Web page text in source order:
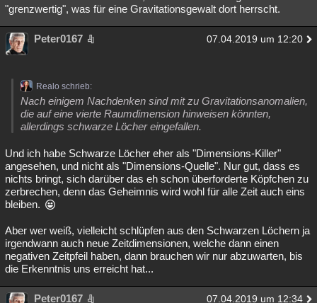
"grenzwertig", was für eine Gravitationsgewalt dort herrscht.
Peter0167 07.04.2019 um 12:20
Realo schrieb:
Nach einigem Nachdenken sind mit zu Gravitationsanomalien,
die auf eine vierte Raumdimension hinweisen könnten,
allerdings schwarze Löcher eingefallen.
Und ich habe Schwarze Löcher eher als "Dimensions-Killer"
angesehen, und nicht als "Dimensions-Quelle". Nur gut, dass es
nichts bringt, sich darüber das eh schon überforderte Köpfchen zu
zerbrechen, denn das Geheimnis wird wohl für alle Zeit auch eins
bleiben.
Aber wer weiß, vielleicht schlüpfen aus den Schwarzen Löchern ja
irgendwann auch neue Zeitdimensionen, welche dann einen
negativen Zeitpfeil haben, dann brauchen wir nur abzuwarten, bis
die Erkenntnis uns erreicht hat...
Peter0167 07.04.2019 um 12:34